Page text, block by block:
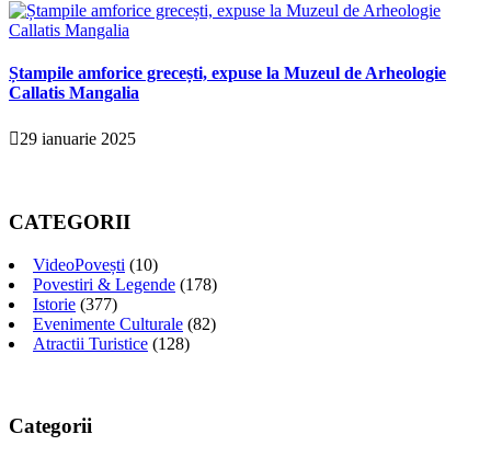
Ștampile amforice grecești, expuse la Muzeul de Arheologie
Callatis Mangalia
29 ianuarie 2025
CATEGORII
VideoPovești (10)
Povestiri & Legende (178)
Istorie (377)
Evenimente Culturale (82)
Atractii Turistice (128)
Categorii